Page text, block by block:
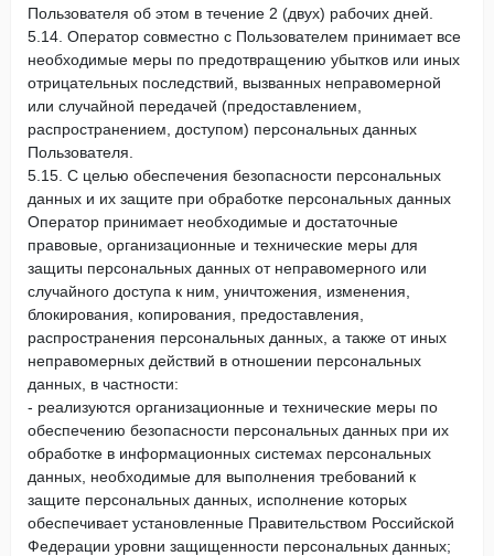
Пользователя об этом в течение 2 (двух) рабочих дней.
5.14. Оператор совместно с Пользователем принимает все
необходимые меры по предотвращению убытков или иных
отрицательных последствий, вызванных неправомерной
или случайной передачей (предоставлением,
распространением, доступом) персональных данных
Пользователя.
5.15. С целью обеспечения безопасности персональных
данных и их защите при обработке персональных данных
Оператор принимает необходимые и достаточные
правовые, организационные и технические меры для
защиты персональных данных от неправомерного или
случайного доступа к ним, уничтожения, изменения,
блокирования, копирования, предоставления,
распространения персональных данных, а также от иных
неправомерных действий в отношении персональных
данных, в частности:
- реализуются организационные и технические меры по
обеспечению безопасности персональных данных при их
обработке в информационных системах персональных
данных, необходимые для выполнения требований к
защите персональных данных, исполнение которых
обеспечивает установленные Правительством Российской
Федерации уровни защищенности персональных данных;